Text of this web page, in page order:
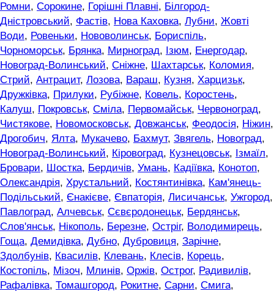
Ромни, Сорокине, Горішні Плавні, Білгород-
Дністровський, Фастів, Нова Каховка, Лубни, Жовті
Води, Ровеньки, Нововолинськ, Бориспіль,
Чорноморськ, Брянка, Мирноград, Ізюм, Енергодар,
Новоград-Волинський, Сніжне, Шахтарськ, Коломия,
Стрий, Антрацит, Лозова, Вараш, Кузня, Харцизьк,
Дружківка, Прилуки, Рубіжне, Ковель, Коростень,
Калуш, Покровськ, Сміла, Первомайськ, Червоноград,
Чистякове, Новомосковськ, Довжанськ, Феодосія, Ніжин,
Дрогобич, Ялта, Мукачево, Бахмут, Звягель, Новоград,
Новоград-Волинський, Кіровоград, Кузнецовськ, Ізмаїл,
Бровари, Шостка, Бердичів, Умань, Кадіївка, Конотоп,
Олександрія, Хрустальний, Костянтинівка, Кам'янець-
Подільський, Єнакієве, Євпаторія, Лисичанськ, Ужгород,
Павлоград, Алчевськ, Сєвєродонецьк, Бердянськ,
Слов'янськ, Нікополь, Березне, Остріг, Володимирець,
Гоща, Демидівка, Дубно, Дубровиця, Зарічне,
Здолбунів, Квасилів, Клевань, Клесів, Корець,
Костопіль, Мізоч, Млинів, Оржів, Острог, Радивилів,
Рафалівка, Томашгород, Рокитне, Сарни, Смига,